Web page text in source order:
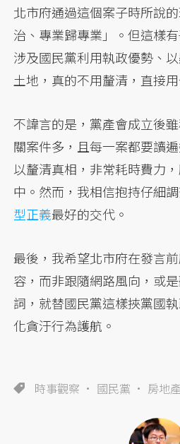
北市府通過這個案子時所說
治、專業歸專業」。但這樣
涉及國民黨利用執政優勢、
土地，真的不用釐清，直接
不諱言的是，黨產會成立後
關案件多，且每一案都要讀
以釐清真相，非常耗時費力
中。然而，我相信抱持仔細
型正義最好的交代。
最後，我希望北市府在發言
容，而非跟隨網路風向，或
詞，就替國民黨這樣挾黨國
化貪汙行為護航。
時事觀察 國民黨 房地產